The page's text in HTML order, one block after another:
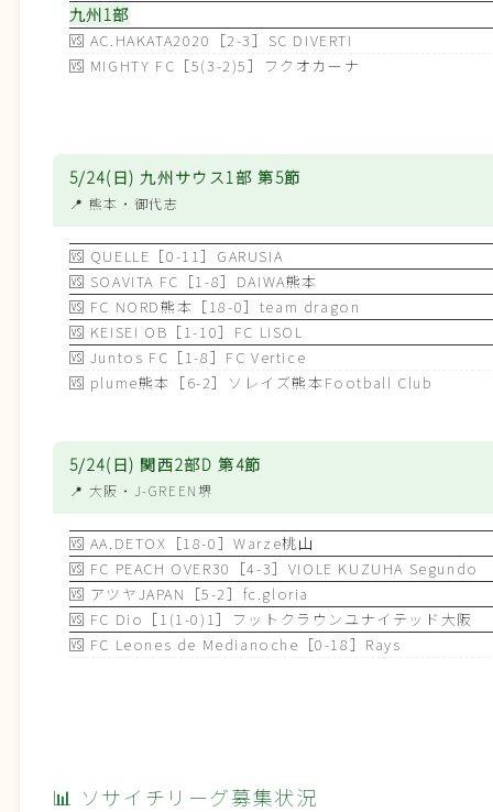
九州1部
🆚 AC.HAKATA2020［2-3］SC DIVERTI
🆚 MIGHTY FC［5(3-2)5］フクオカーナ
5/24(日) 九州サウス1部 第5節
📍 熊本 ・御代志
🆚 QUELLE［0-11］GARUSIA
🆚 SOAVITA FC［1-8］DAIWA熊本
🆚 FC NORD熊本［18-0］team dragon
🆚 KEISEI OB［1-10］FC LISOL
🆚 Juntos FC［1-8］FC Vertice
🆚 plume熊本［6-2］ソレイズ熊本Football Club
5/24(日) 関西2部D 第4節
📍 大阪 ・J-GREEN堺
🆚 AA.DETOX［18-0］Warze桃山
🆚 FC PEACH OVER30［4-3］VIOLE KUZUHA Segundo
🆚 アツヤJAPAN［5-2］fc.gloria
🆚 FC Dio［1(1-0)1］フットクラウンユナイテッド大阪
🆚 FC Leones de Medianoche［0-18］Rays
📊 ソサイチリーグ募集状況